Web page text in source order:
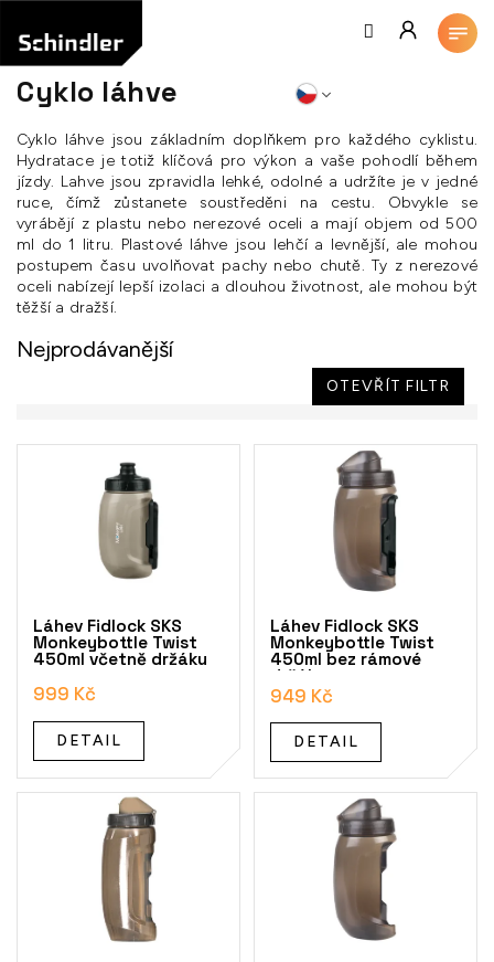
obsah
Cyklo láhve
Cyklo láhve jsou základním doplňkem pro každého cyklistu.
Hydratace je totiž klíčová pro výkon a vaše pohodlí během
jízdy. Lahve jsou zpravidla lehké, odolné a udržíte je v jedné
ruce, čímž zůstanete soustředěni na cestu. Obvykle se
vyrábějí z plastu nebo nerezové oceli a mají objem od 500
ml do 1 litru. Plastové láhve jsou lehčí a levnější, ale mohou
postupem času uvolňovat pachy nebo chutě. Ty z nerezové
oceli nabízejí lepší izolaci a dlouhou životnost, ale mohou být
těžší a dražší.
Nejprodávanější
OTEVŘÍT FILTR
V
Láhev Fidlock SKS
Monkeybottle Twist
450ml včetně držáku
999 Kč
DETAIL
Láhev Fidlock SKS
Monkeybottle Twist
450ml bez rámové
držáku
949 Kč
DETAIL